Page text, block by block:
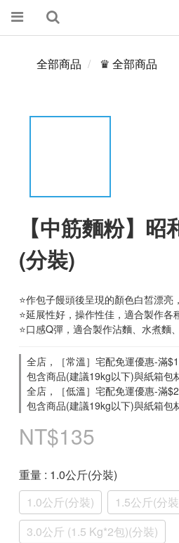
全部商品 ♛ 全部商品
【中筋麵粉】
(分裝)
⭐作包子饅頭後呈現的顏色白皙漂亮
⭐延展性好，操作性佳，適合製作
⭐口感Q彈，適合製作沾麵、水煮麵
全店，［常溫］宅配免運優惠-滿
包含商品(建議19kg以下)與紙箱包
全店，［低溫］宅配免運優惠-滿
包含商品(建議19kg以下)與紙箱包
NT$135
重量 : 1.0公斤(分裝)
1.0公斤(分裝)
1.5公斤(分
3.0公斤 (1.5 Kg*2包)(分裝)